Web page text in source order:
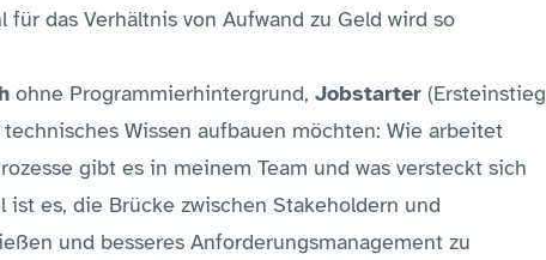
das Verhältnis von Aufwand zu Geld wird so
ohne Programmierhintergrund, Jobstarter (Ersteinstieg
Wissen aufbauen möchten: Wie arbeitet
gibt es in meinem Team und was versteckt sich
es, die Brücke zwischen Stakeholdern und
und besseres Anforderungsmanagement zu